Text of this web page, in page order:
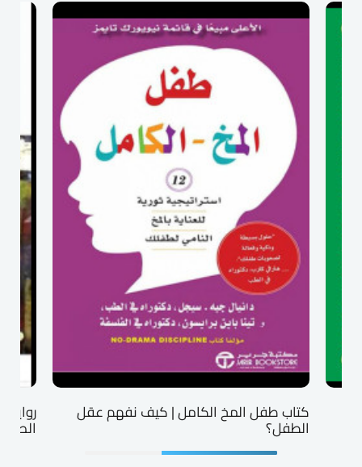
كتاب طفل المخ الكامل | كيف نفهم عقل
الطفل؟